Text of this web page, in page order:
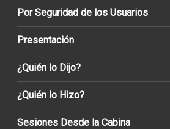
Por Seguridad de los Usuarios
Presentación
¿Quién lo Dijo?
¿Quién lo Hizo?
Sesiones Desde la Cabina